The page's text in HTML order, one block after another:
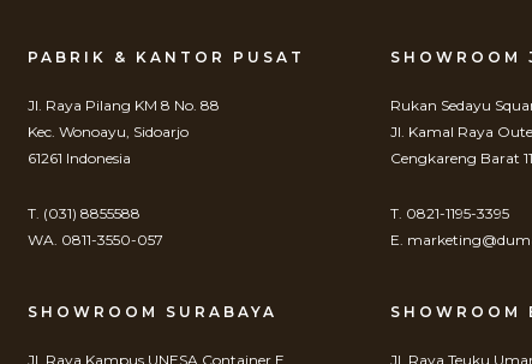
PABRIK & KANTOR PUSAT
Jl. Raya Pilang KM 8 No. 88
Kec. Wonoayu, Sidoarjo
61261 Indonesia
T. (031) 8855588
WA. 0811-3550-057
SHOWROOM SURABAYA
Jl. Raya Kampus UNESA Container E,
SHOWROOM
Rukan Sedayu
Jl. Kamal Raya
Cengkareng Barat
T. 0821-1195-3395
E.
SHOWROOM
Jl. Raya Teuku Umar